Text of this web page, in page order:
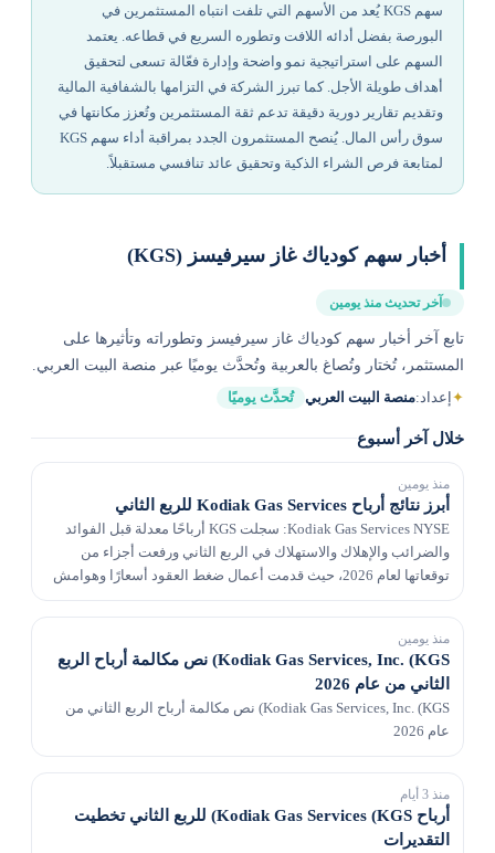
سهم KGS يُعد من الأسهم التي تلفت انتباه المستثمرين في
البورصة بفضل أدائه اللافت وتطوره السريع في قطاعه. يعتمد
السهم على استراتيجية نمو واضحة وإدارة فعّالة تسعى لتحقيق
أهداف طويلة الأجل. كما تبرز الشركة في التزامها بالشفافية المالية
وتقديم تقارير دورية دقيقة تدعم ثقة المستثمرين وتُعزز مكانتها في
سوق رأس المال. يُنصح المستثمرون الجدد بمراقبة أداء سهم KGS
لمتابعة فرص الشراء الذكية وتحقيق عائد تنافسي مستقبلاً.
أخبار سهم كودياك غاز سيرفيسز (KGS)
آخر تحديث منذ يومين
تابع آخر أخبار سهم كودياك غاز سيرفيسز وتطوراته وتأثيرها على
المستثمر، تُختار وتُصاغ بالعربية وتُحدَّث يوميًا عبر منصة البيت العربي.
✦إعداد: منصة البيت العربي تُحدَّث يوميًا
خلال آخر أسبوع
منذ يومين
أبرز نتائج أرباح Kodiak Gas Services للربع الثاني
Kodiak Gas Services NYSE: سجلت KGS أرباحًا معدلة قبل الفوائد
والضرائب والإهلاك والاستهلاك في الربع الثاني ورفعت أجزاء من
توقعاتها لعام 2026، حيث قدمت أعمال ضغط العقود أسعارًا وهوامش
منذ يومين
Kodiak Gas Services, Inc. (KGS) نص مكالمة أرباح الربع
الثاني من عام 2026
Kodiak Gas Services, Inc. (KGS) نص مكالمة أرباح الربع الثاني من
عام 2026
منذ 3 أيام
أرباح Kodiak Gas Services (KGS) للربع الثاني تخطيت
التقديرات